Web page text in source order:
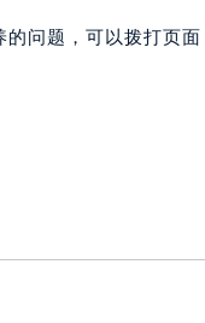
问题，可以拨打页面